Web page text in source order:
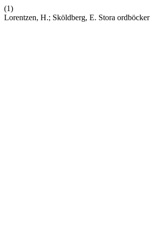
(1)
Lorentzen, H.; Sköldberg, E. Stora